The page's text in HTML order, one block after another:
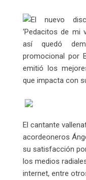
El nuevo
‘Pedacitos de mi
así quedó
promocional por
emitió los
que impacta con
El cantante
acordeoneros
su satisfacción
los medios
internet, entre